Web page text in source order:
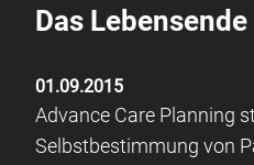
Das
01.09.2015
Advance Care Planning
Selbstbestimmung von